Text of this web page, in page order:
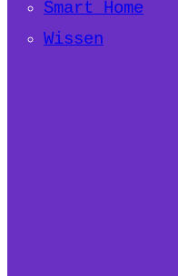
Smart Home
Wissen